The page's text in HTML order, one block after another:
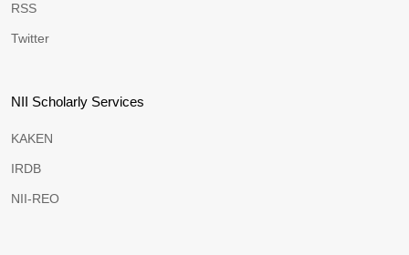
RSS
Twitter
NII Scholarly Services
KAKEN
IRDB
NII-REO